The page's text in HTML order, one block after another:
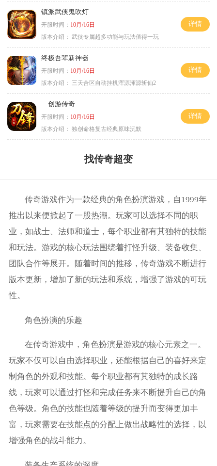
镇派武侠鬼吹灯
开服时间： 10月/16日
版本介绍： 武侠专属超多功能与玩法值得一玩
详情
终极吾辈新神器
开服时间： 10月/16日
版本介绍：
三天合区自动挂机浑源渾源斩仙2
详情
创游传奇
开服时间： 10月/16日
版本介绍： 独创命格复古经典原味沉默
详情
找传奇超变
传奇游戏作为一款经典的角色扮演游戏，自1999年
推出以来便掀起了一股热潮。玩家可以选择不同的职
业，如战士、法师和道士，每个职业都有其独特的技能
和玩法。游戏的核心玩法围绕着打怪升级、装备收集、
团队合作等展开。随着时间的推移，传奇游戏不断进行
版本更新，增加了新的玩法和系统，增强了游戏的可玩
性。
角色扮演的乐趣
在传奇游戏中，角色扮演是游戏的核心元素之一。
玩家不仅可以自由选择职业，还能根据自己的喜好来定
制角色的外观和技能。每个职业都有其独特的成长路
线，玩家可以通过打怪和完成任务来不断提升自己的角
色等级。角色的技能也随着等级的提升而变得更加丰
富，玩家需要在技能点的分配上做出战略性的选择，以
增强角色的战斗能力。